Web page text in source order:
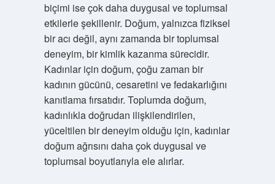
biçimi ise çok daha duygusal ve toplumsal
etkilerle şekillenir. Doğum, yalnızca fiziksel
bir acı değil, aynı zamanda bir toplumsal
deneyim, bir kimlik kazanma sürecidir.
Kadınlar için doğum, çoğu zaman bir
kadının gücünü, cesaretini ve fedakarlığını
kanıtlama fırsatıdır. Toplumda doğum,
kadınlıkla doğrudan ilişkilendirilen,
yüceltilen bir deneyim olduğu için, kadınlar
doğum ağrısını daha çok duygusal ve
toplumsal boyutlarıyla ele alırlar.